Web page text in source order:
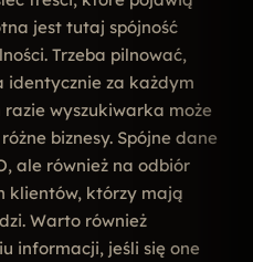
jest tutaj spójność
Trzeba pilnować,
identycznie za każdym
wyszukiwarka może
biznesy. Spójne dane
ale również na odbiór
klientów, którzy mają
Warto również
informacji, jeśli się one